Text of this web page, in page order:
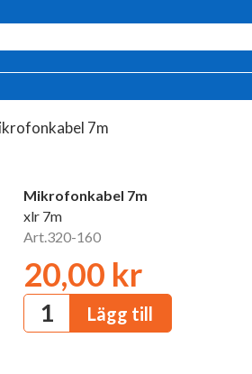
7m
Mikrofonkabel 7m
xlr 7m
Art.320-160
20,00 kr